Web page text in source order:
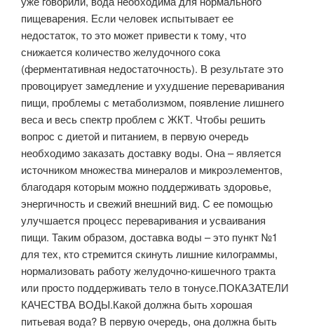
пищеварения. Если человек испытывает ее
недостаток, то это может привести к тому, что
снижается количество желудочного сока
(ферментативная недостаточность). В результате это
провоцирует замедление и ухудшение переваривания
пищи, проблемы с метаболизмом, появление лишнего
веса и весь спектр проблем с ЖКТ. Чтобы решить
вопрос с диетой и питанием, в первую очередь
необходимо заказать доставку воды. Она – является
источником множества минералов и микроэлементов,
благодаря которым можно поддерживать здоровье,
энергичность и свежий внешний вид. С ее помощью
улучшается процесс переваривания и усваивания
пищи. Таким образом, доставка воды – это пункт №1
для тех, кто стремится скинуть лишние килограммы,
нормализовать работу желудочно-кишечного тракта
или просто поддерживать тело в тонусе.ПОКАЗАТЕЛИ
КАЧЕСТВА ВОДЫ.Какой должна быть хорошая
питьевая вода? В первую очередь, она должна быть